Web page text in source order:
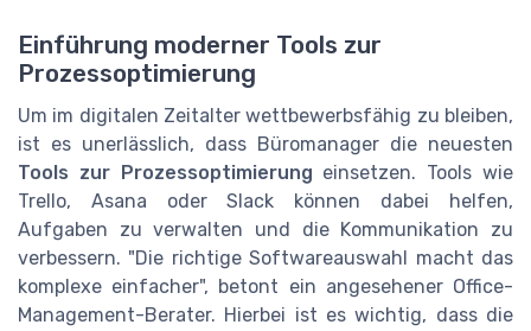
Einführung moderner Tools zur
Prozessoptimierung
Um im digitalen Zeitalter wettbewerbsfähig zu bleiben,
ist es unerlässlich, dass Büromanager die neuesten
Tools zur Prozessoptimierung einsetzen. Tools wie
Trello, Asana oder Slack können dabei helfen,
Aufgaben zu verwalten und die Kommunikation zu
verbessern. "Die richtige Softwareauswahl macht das
komplexe einfacher", betont ein angesehener Office-
Management-Berater. Hierbei ist es wichtig, dass die